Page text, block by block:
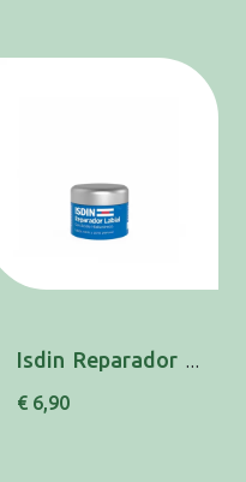
Isdin Reparador Labial Bals 10Ml
€ 6,90